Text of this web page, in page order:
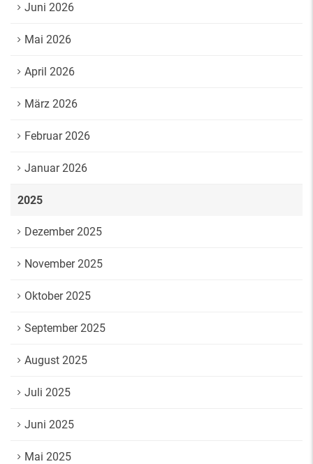
Juni 2026
Mai 2026
April 2026
März 2026
Februar 2026
Januar 2026
2025
Dezember 2025
November 2025
Oktober 2025
September 2025
August 2025
Juli 2025
Juni 2025
Mai 2025